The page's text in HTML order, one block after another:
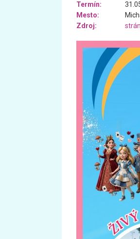
Termín:
Mesto:
Zdroj: